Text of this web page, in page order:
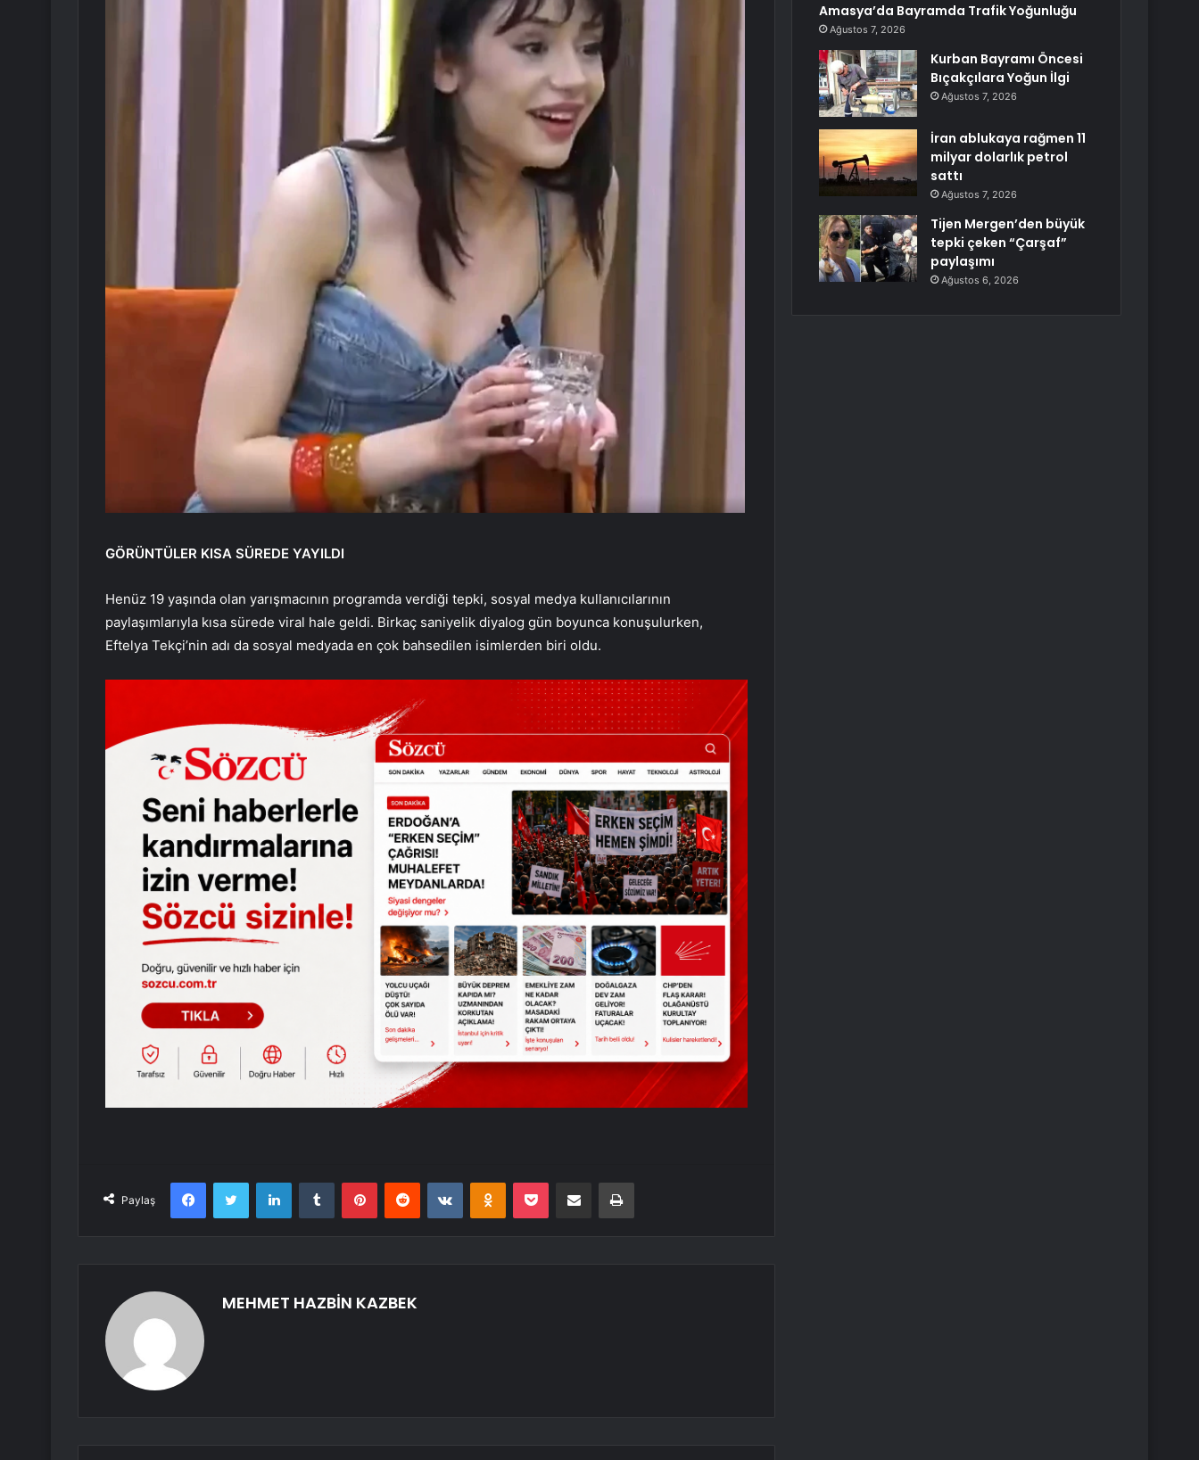
GÖRÜNTÜLER KISA SÜREDE YAYILDI
Henüz 19 yaşında olan yarışmacının programda verdiği tepki, sosyal medya kullanıcılarının
paylaşımlarıyla kısa sürede viral hale geldi. Birkaç saniyelik diyalog gün boyunca konuşulurken,
Eftelya Tekçi’nin adı da sosyal medyada en çok bahsedilen isimlerden biri oldu.
Paylaş
FacebookTwitter LinkedInTumblr PinterestReddit VKontakteOdnoklassniki
Pocket E-Posta ile paylaş Yazdır
MEHMET HAZBİN KAZBEK
Amasya’da Bayramda Trafik Yoğunluğu
Ağustos 7, 2026
Kurban Bayramı Öncesi
Bıçakçılara Yoğun İlgi
Ağustos 7, 2026
İran ablukaya rağmen 11
milyar dolarlık petrol
sattı
Ağustos 7, 2026
Tijen Mergen’den büyük
tepki çeken “Çarşaf”
paylaşımı
Ağustos 6, 2026